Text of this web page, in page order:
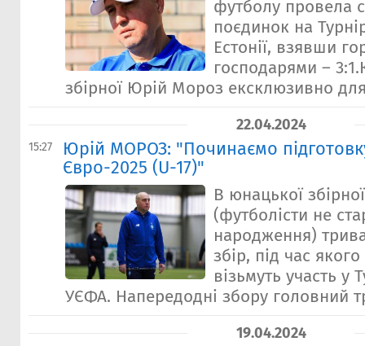
футболу провела
поєдинок на
Естонії, взявши
господарями –
збірної Юрій Мороз ексклюзивно
22.04.2024
15:27
Юрій МОРОЗ: "Починаємо
Євро-2025 (U-17)"
В юнацької
(футболісти не
народження)
збір, під час
візьмуть участь у
УЄФА. Напередодні збору головний
19.04.2024